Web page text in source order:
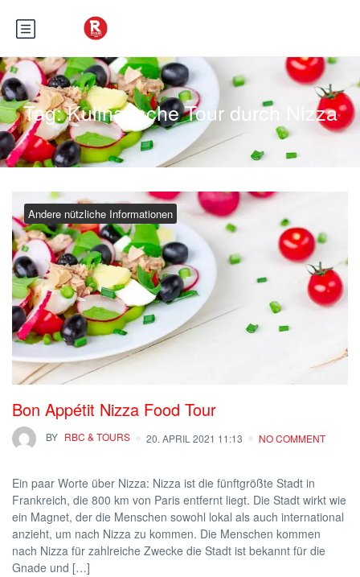
Tag:Kulinarische Tour durch Nizza
Andere nützliche Informationen
Bon Appétit Nizza Food Tour
BY RBC & TOURS 20. APRIL 2021 11:13 NO COMMENT
Ein paar Worte über Nizza: Nizza ist die fünftgrößte Stadt in
Frankreich, die 800 km von Paris entfernt liegt. Die Stadt wirkt wie
ein Magnet, der die Menschen sowohl lokal als auch international
anzieht, um nach Nizza zu kommen. Die Menschen kommen
nach Nizza für zahlreiche Zwecke die Stadt ist bekannt für die
Gnade und […]